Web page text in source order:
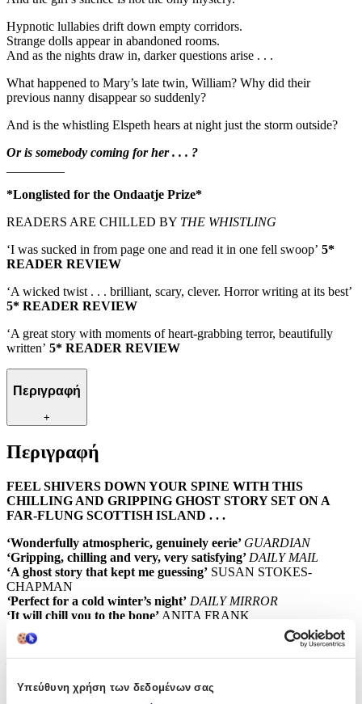
Υπεύθυνη χρήση των δεδομένων σας
Hypnotic lullabies drift down empty corridors.
Strange dolls appear in abandoned rooms.
And as the nights draw in, darker questions arise . . .
What happened to Mary’s late twin, William? Why did their
previous nanny disappear so suddenly?
And is the whistling Elspeth hears at night just the storm outside?
Or is somebody coming for her . . . ?
*Longlisted for the Ondaatje Prize*
READERS ARE CHILLED BY THE WHISTLING
‘I was sucked in from page one and read it in one fell swoop’ 5*
READER REVIEW
‘A wicked twist . . . brilliant, scary, clever. Horror writing at its best’
5* READER REVIEW
‘A great story with moments of heart-grabbing terror, beautifully
written’ 5* READER REVIEW
Περιγραφή
+
Περιγραφή
FEEL SHIVERS DOWN YOUR SPINE WITH THIS
CHILLING AND GRIPPING GHOST STORY SET ON A
FAR-FLUNG SCOTTISH ISLAND . . .
‘Wonderfully atmospheric, genuinely eerie’ GUARDIAN
‘Gripping, chilling and very, very satisfying’ DAILY MAIL
‘A ghost story that kept me guessing’ SUSAN STOKES-
CHAPMAN
‘Perfect for a cold winter’s night’ DAILY MIRROR
‘It will chill you to the bone’ ANITA FRANK
If you’re looking for a chilling tale as we head towards
Halloween, you’ve found it’
_________
When Elspeth arrives on a remote Scottish island to become nanny